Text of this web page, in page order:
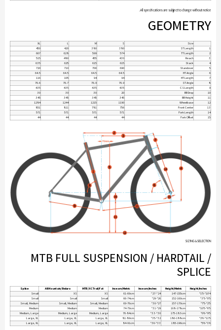
All specifications are subject to change without notice.
GEOMETRY
Size
S
M
L
XL
1
ST Length
380
380
420
450
2
TT Length
574
599
628
667
3
Reach
430
455
480
515
4
Stack
615
615
625
635
5
Standover
690
700
710
720
6
HT Angle
64.5
64.5
64.5
64.5
7
HT Length
94
94
105
116
8
ST Angle
76.9
76.9
76.7
76.6
9
CS Length
435
435
435
435
10
BB Drop
20
30
30
30
11
BB Height
345
345
345
345
12
Wheelbase
1190
1215
1244
1284
13
Front Center
756
781
811
851
14
Fork Length
571
571
571
571
15
Fork Offset
44
44
44
44
SIZING & SELECTION
MTB FULL SUSPENSION / HARDTAIL /
SPLICE
Height/Inches
Height/Metric
Inseam/Inches
Inseam/Metric
MTB/XC Trail/Fat
All Mountain/Enduro
Splice
4'10"-5'1"
147-155cm
24”-27”
61-69cm
XS
XS
Small
5'0"-5'3"
152-160cm
26"-29"
66-74cm
Small
Small
Small
5'2"-5'7"
157-170cm
27"-30"
69-76cm
Small, Medium
Small, Medium
Small, Medium
5'6"-5'10"
168-178cm
29"-31"
74-79cm
Medium
Medium
Medium
5'9"-6'0"
175-183cm
30"-33"
76-84cm
Medium, Large
Medium, Large
Medium, Large
5'11"-6'2"
180-188cm
32"-35"
81-89cm
Large, XL
Large, XL
Large, XL
6'1"-6'5"
185-196cm
33"-36"
84-91cm
Large, XL
Large, XL
Large, XL